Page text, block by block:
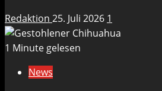
Redaktion 25. Juli 2026 1
1 Minute gelesen
News